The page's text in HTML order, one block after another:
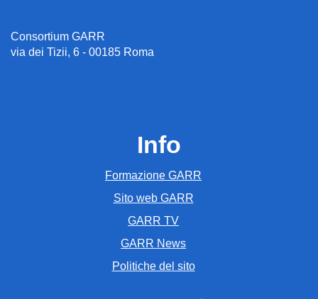
Consortium GARR
via dei Tizii, 6 - 00185 Roma
Info
Formazione GARR
Sito web GARR
GARR TV
GARR News
Politiche del sito